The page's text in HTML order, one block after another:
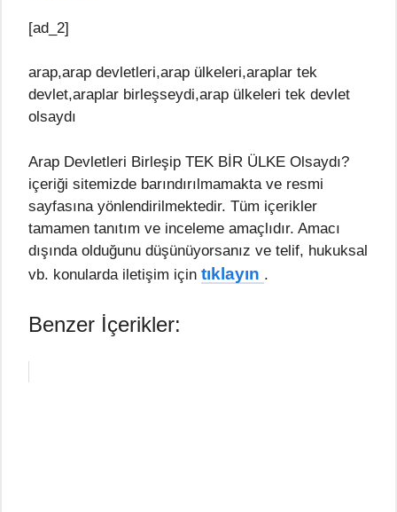
[ad_2]
arap,arap devletleri,arap ülkeleri,araplar tek
devlet,araplar birleşseydi,arap ülkeleri tek devlet
olsaydı
Arap Devletleri Birleşip TEK BİR ÜLKE Olsaydı?
içeriği sitemizde barındırılmamakta ve resmi
sayfasına yönlendirilmektedir. Tüm içerikler
tamamen tanıtım ve inceleme amaçlıdır. Amacı
dışında olduğunu düşünüyorsanız ve telif, hukuksal
vb. konularda iletişim için tıklayın .
Benzer İçerikler: